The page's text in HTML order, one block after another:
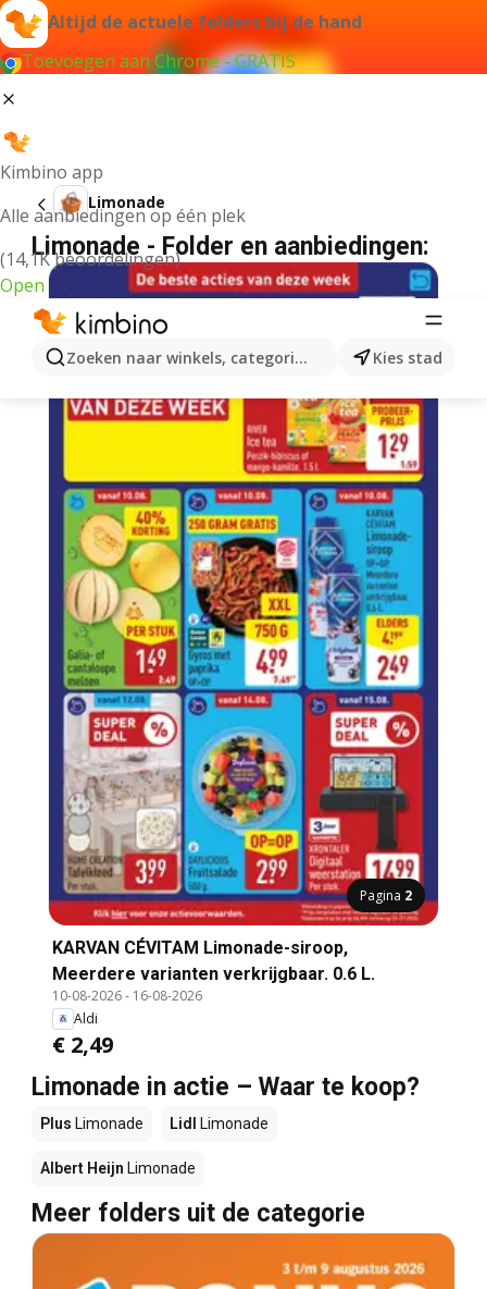
Altijd de actuele folders bij de hand
Toevoegen aan Chrome - GRATIS
Kimbino app
Alle aanbiedingen op één plek
(14,1K beoordelingen)
Open
Zoeken naar winkels, categorieën, producten...
Kies stad
Limonade
Limonade - Folder en aanbiedingen:
Pagina 2
KARVAN CÉVITAM Limonade-siroop,
Meerdere varianten verkrijgbaar. 0.6 L.
10-08-2026- 16-08-2026
Aldi
€ 2,49
Limonade in actie – Waar te koop?
Plus Limonade Lidl Limonade
Albert Heijn Limonade
Meer folders uit de categorie